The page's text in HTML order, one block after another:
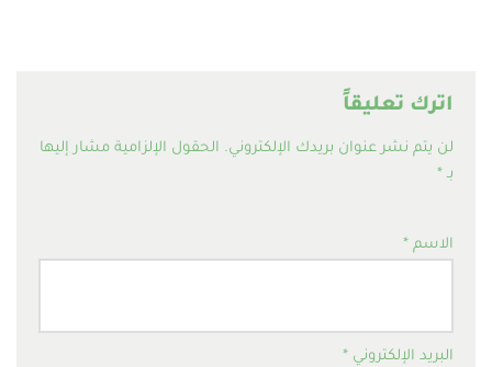
اترك تعليقاً
لن يتم نشر عنوان بريدك الإلكتروني. الحقول الإلزامية مشار إليها
بـ *
الاسم *
البريد الإلكتروني *